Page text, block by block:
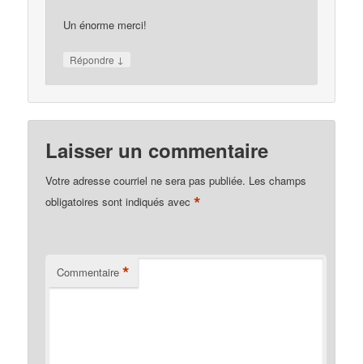
Un énorme merci!
Répondre ↓
Laisser un commentaire
Votre adresse courriel ne sera pas publiée. Les champs
obligatoires sont indiqués avec*
Commentaire *